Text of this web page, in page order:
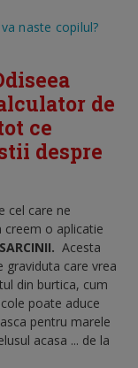
naste copilul?
de
ce
despre
cel care ne
o aplicatie
. Acesta
graviduta care vrea
din burtica, cum
poate aduce
pentru marele
acasa ... de la